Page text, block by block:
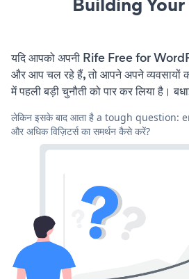
यदि आपको अपनी Rife Free for
और आप चल रहे हैं, तो आपने अपने व्यवसायों
में पहली बड़ी चुनौती को पार कर लिया है।
लेकिन इसके बाद आता है a tough question:
और अधिक विज़िटर्स का समर्थन कैसे करें?